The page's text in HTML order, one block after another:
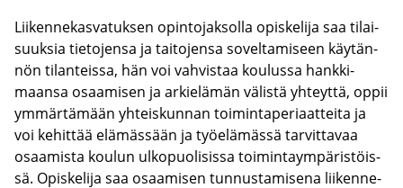
Lii­ken­ne­kas­va­tuk­sen opin­to­jak­sol­la opis­ke­li­ja saa ti­lai­
suuk­sia tie­to­jen­sa ja tai­to­jen­sa so­vel­ta­mi­seen käy­tän­
nön ti­lan­teis­sa, hän voi vah­vis­taa kou­lus­sa hank­ki­
maan­sa osaa­mi­sen ja ar­kie­lä­män vä­lis­tä yh­teyt­tä, oppii
ym­mär­tä­mään yh­teis­kun­nan toi­min­ta­pe­ri­aat­tei­ta ja
voi ke­hit­tää elä­mäs­sään ja työ­elä­mäs­sä tar­vit­ta­vaa
osaa­mis­ta kou­lun ul­ko­puo­li­sis­sa toi­min­taym­pä­ris­töis­
sä. Opis­ke­li­ja saa osaa­mi­sen tun­nus­ta­mi­se­na lii­ken­ne­